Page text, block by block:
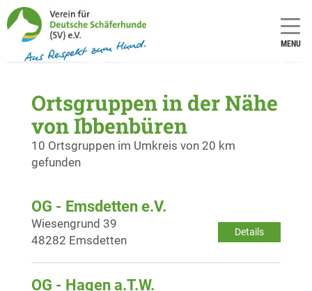
MENU
Ortsgruppen in der Nähe
von Ibbenbüren
10 Ortsgruppen im Umkreis von 20 km
gefunden
OG - Emsdetten e.V.
Details
Wiesengrund 39
48282 Emsdetten
OG - Hagen a.T.W.